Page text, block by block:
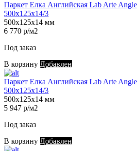
Паркет Елка Английская Lab Arte
500х125х14/3
500х125х14 мм
6 770 р/м2
Под заказ
В корзину Добавлен
Паркет Елка Английская Lab Arte
500х125х14/3
500х125х14 мм
5 947 р/м2
Под заказ
В корзину Добавлен